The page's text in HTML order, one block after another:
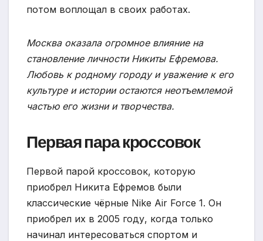
потом воплощал в своих работах.
Москва оказала огромное влияние на
становление личности Никиты Ефремова.
Любовь к родному городу и уважение к его
культуре и истории остаются неотъемлемой
частью его жизни и творчества.
Первая пара кроссовок
Первой парой кроссовок, которую
приобрел Никита Ефремов были
классические чёрные Nike Air Force 1. Он
приобрел их в 2005 году, когда только
начинал интересоваться спортом и